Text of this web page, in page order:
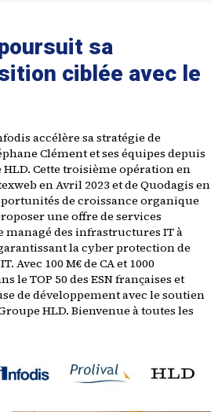
sa
ciblée avec le
accélère sa stratégie de
Clément et ses équipes depuis
Cette troisième opération en
en Avril 2023 et de Quodagis en
de croissance organique
une offre de services
managé des infrastructures IT à
la cyber protection de
Avec 100 M€ de CA et 1000
le TOP 50 des ESN françaises et
de développement avec le soutien
HLD. Bienvenue à toutes les